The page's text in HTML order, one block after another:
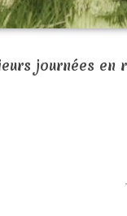
journées en